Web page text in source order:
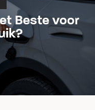
Beste voor